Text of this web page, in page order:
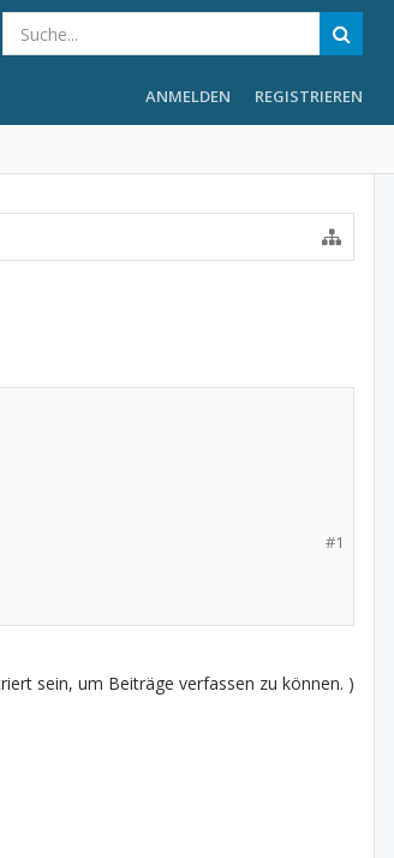
ANMELDEN REGISTRIEREN
#1
sein, um Beiträge verfassen zu können. )